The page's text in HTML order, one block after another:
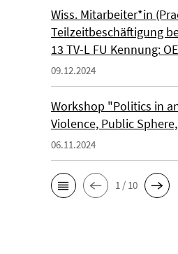
Wiss. Mitarbeiter*in
Teilzeitbeschäftigung
13 TV-L FU Kennung:
09.12.2024
Workshop "Politics in
Violence, Public
06.11.2024
1 / 10